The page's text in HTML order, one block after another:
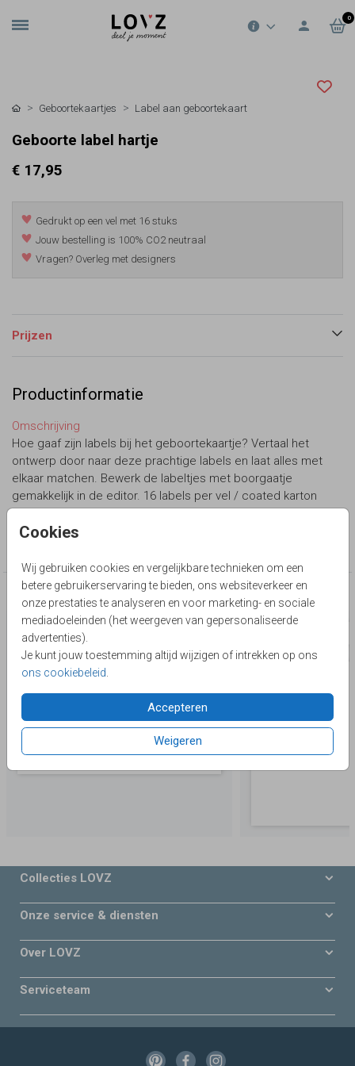
0
Cookies
Wij gebruiken cookies en vergelijkbare technieken om een
betere gebruikerservaring te bieden, ons websiteverkeer en
onze prestaties te analyseren en voor marketing- en sociale
mediadoeleinden (het weergeven van gepersonaliseerde
advertenties).
Je kunt jouw toestemming altijd wijzigen of intrekken op ons
ons cookiebeleid
Accepteren
Weigeren
Geboortekaartjes Label aan geboortekaart
Geboorte label hartje
€ 17,95
Gedrukt op een vel met 16 stuks
Jouw bestelling is 100% CO2 neutraal
Vragen? Overleg met designers
Prijzen
Productinformatie
Omschrijving
Hoe gaaf zijn labels bij het geboortekaartje? Vertaal het
ontwerp door naar deze prachtige labels en laat alles met
elkaar matchen. Bewerk de labeltjes met boorgaatje
gemakkelijk in de editor. 16 labels per vel / coated karton
Collectie
Deze producten zijn wellicht ook iets voor je
Collecties LOVZ
Onze service & diensten
Over LOVZ
Serviceteam